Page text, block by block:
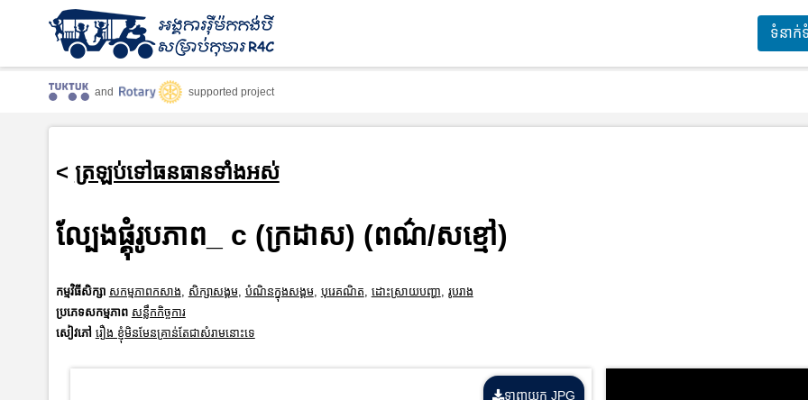
ទំនាក់
and supported project
< ត្រឡប់ទៅធនធានទាំងអស់
ល្បែងផ្គុំរូបភាព_ c (ក្រដាស) (ពណ៌/សខ្មៅ)
កម្មវិធីសិក្សា សកម្មភាពកសាង សិក្សាសង្គម, បំណិនក្នុងសង្គម, បុរេគណិត ដោះស្រាយបញ្ហា រូបរាង
ប្រភេទសកម្មភាព សន្លឹកកិច្ចការ
សៀវភៅ រឿង ខ្ញុំមិនមែនគ្រាន់តែជាសំរាមនោះទេ
ទាញយក JPG